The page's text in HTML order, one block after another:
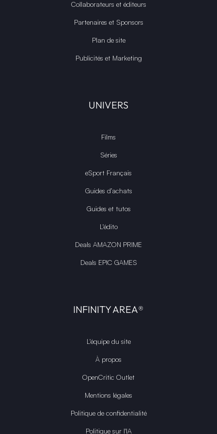
Collaborateurs et éditeurs
Partenaires et Sponsors
Plan de site
Publicités et Marketing
UNIVERS
Films
Séries
eSport Français
Guides d’achats
Guides et tutos
L'édito
Deals AMAZON PRIME
Deals EPIC GAMES
INFINITY AREA®
L'équipe du site
À propos
OpenCritic Outlet
Mentions légales
Politique de confidentialité
Politique sur l'IA